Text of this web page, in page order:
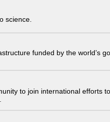
science.
funded by the world’s
to join international efforts